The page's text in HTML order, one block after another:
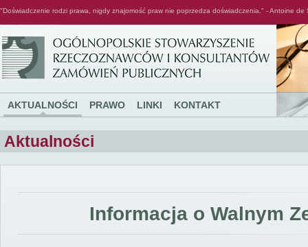
"Doświadczenie rodzi prawa, nigdy znajomość praw nie poprzedza doświadczenia." - Antoine de
AKTUALNOŚCI PRAWO LINKI KONTAKT
Aktualności
Informacja o Walnym